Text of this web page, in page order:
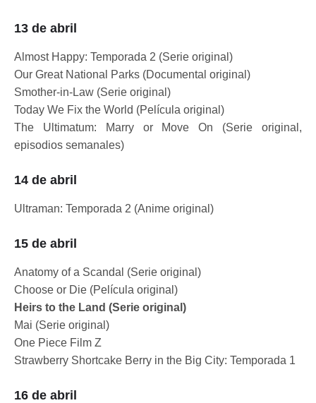
13 de abril
Almost Happy: Temporada 2 (Serie original)
Our Great National Parks (Documental original)
Smother-in-Law (Serie original)
Today We Fix the World (Película original)
The Ultimatum: Marry or Move On (Serie original,
episodios semanales)
14 de abril
Ultraman: Temporada 2 (Anime original)
15 de abril
Anatomy of a Scandal (Serie original)
Choose or Die (Película original)
Heirs to the Land (Serie original)
Mai (Serie original)
One Piece Film Z
Strawberry Shortcake Berry in the Big City: Temporada 1
16 de abril